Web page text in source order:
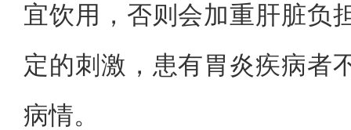
宜饮用，否则会加重肝脏负
定的刺激，患有胃炎疾病者
病情。‌